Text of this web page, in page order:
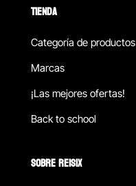
TIENDA
Categoría de productos
Marcas
¡Las mejores ofertas!
Back to school
SOBRE REISIX